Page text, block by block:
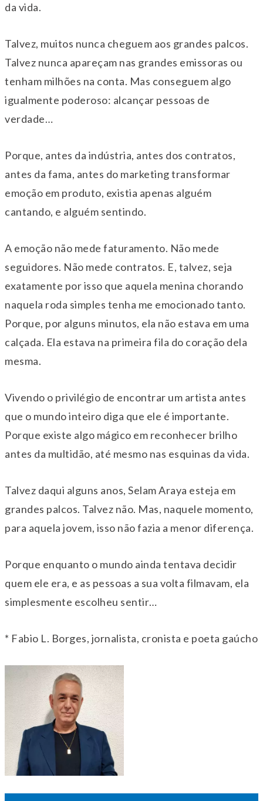
da vida.
Talvez, muitos nunca cheguem aos grandes palcos.
Talvez nunca apareçam nas grandes emissoras ou
tenham milhões na conta. Mas conseguem algo
igualmente poderoso: alcançar pessoas de
verdade…
Porque, antes da indústria, antes dos contratos,
antes da fama, antes do marketing transformar
emoção em produto, existia apenas alguém
cantando, e alguém sentindo.
A emoção não mede faturamento. Não mede
seguidores. Não mede contratos. E, talvez, seja
exatamente por isso que aquela menina chorando
naquela roda simples tenha me emocionado tanto.
Porque, por alguns minutos, ela não estava em uma
calçada. Ela estava na primeira fila do coração dela
mesma.
Vivendo o privilégio de encontrar um artista antes
que o mundo inteiro diga que ele é importante.
Porque existe algo mágico em reconhecer brilho
antes da multidão, até mesmo nas esquinas da vida.
Talvez daqui alguns anos, Selam Araya esteja em
grandes palcos. Talvez não. Mas, naquele momento,
para aquela jovem, isso não fazia a menor diferença.
Porque enquanto o mundo ainda tentava decidir
quem ele era, e as pessoas a sua volta filmavam, ela
simplesmente escolheu sentir…
* Fabio L. Borges, jornalista, cronista e poeta gaúcho